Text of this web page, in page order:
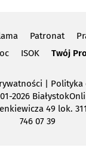
Patronat
ISOK Twój
Polityka
2026
49 lok.
746 07 39